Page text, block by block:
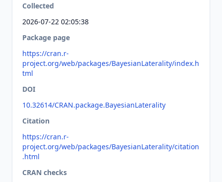
Collected
2026-07-22 02:05:38
Package page
https://cran.r-
project.org/web/packages/BayesianLaterality/index.h
tml
DOI
10.32614/CRAN.package.BayesianLaterality
Citation
https://cran.r-
project.org/web/packages/BayesianLaterality/citation
.html
CRAN checks